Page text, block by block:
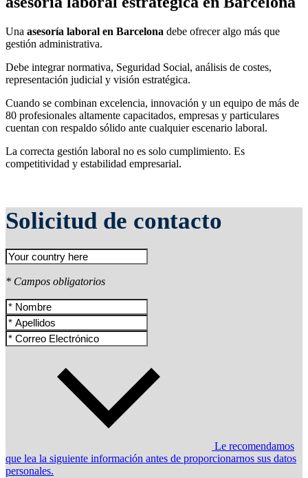
Una asesoría laboral en Barcelona debe ofrecer algo más que
gestión administrativa.
Debe integrar normativa, Seguridad Social, análisis de costes,
representación judicial y visión estratégica.
Cuando se combinan excelencia, innovación y un equipo de más de
80 profesionales altamente capacitados, empresas y particulares
cuentan con respaldo sólido ante cualquier escenario laboral.
La correcta gestión laboral no es solo cumplimiento. Es
competitividad y estabilidad empresarial.
Solicitud de contacto
* Campos obligatorios
Le recomendamos
que lea la siguiente información antes de proporcionarnos sus datos
personales.